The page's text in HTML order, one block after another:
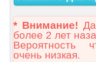
* Внимание!
более 2 лет
Вероятность
очень низкая.